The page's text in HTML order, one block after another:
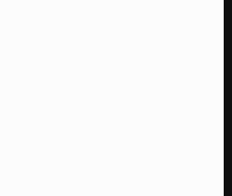
minidisco